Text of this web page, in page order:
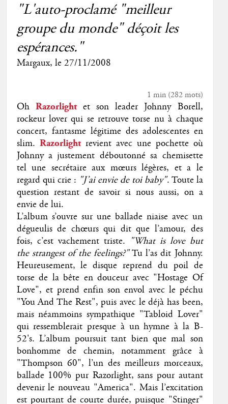
"L'auto-proclamé "meilleur
groupe du monde" déçoit les
espérances."
Margaux, le 27/11/2008
1 min(282mots)
OhRazorlight et son leader Johnny Borell,
rockeur lover qui se retrouve torse nu à chaque
concert, fantasme légitime des adolescentes en
slim. Razorlight revient avec une pochette où
Johnny a justement déboutonné sa chemisette
tel une secrétaire aux mœurs légères, et a le
regard qui crie : "J’ai envie de toi baby". Toute la
question restant de savoir si nous aussi, on a
envie de lui.
L’album s’ouvre sur une ballade niaise avec un
dégueulis de chœurs qui dit que l’amour, des
fois, c’est vachement triste. "What is love but
the strangest of the feelings?" Tu l’as dit Johnny.
Heureusement, le disque reprend du poil de
torse de la bête en douceur avec "Hostage Of
Love", et prend enfin son envol avec le péchu
"You And The Rest", puis avec le déjà has been,
mais néammoins sympathique "Tabloid Lover"
qui ressemblerait presque à un hymne à la B-
52's. L’album poursuit tant bien que mal son
bonhomme de chemin, notamment grâce à
"Thompson 60", l’un des meilleurs morceaux,
ballade 100% pur Razorlight, sans pour autant
devenir le nouveau "America". Mais l’excitation
est pourtant de courte durée, puisque "Stinger"